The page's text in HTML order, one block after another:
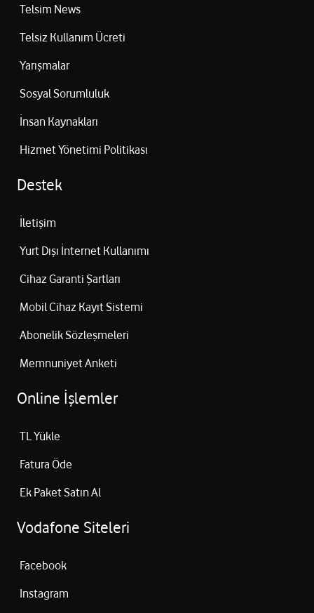
Telsim News
Telsiz Kullanım Ücreti
Yarışmalar
Sosyal Sorumluluk
İnsan Kaynakları
Hizmet Yönetimi Politikası
Destek
İletişim
Yurt Dışı İnternet Kullanımı
Cihaz Garanti Şartları
Mobil Cihaz Kayıt Sistemi
Abonelik Sözleşmeleri
Memnuniyet Anketi
Online İşlemler
TL Yükle
Fatura Öde
Ek Paket Satın Al
Vodafone Siteleri
Facebook
Instagram